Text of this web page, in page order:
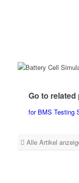
Go to
for BMS Testing
Alle Artikel